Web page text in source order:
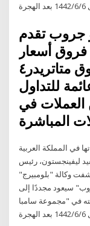
جروب تقدم
أسعار
ثابتة منخفضة في السوق متاتريدر٤
للتداول
زوج من العملات في
المملكة العربية
ليفينجستون، رئيس
بعد الهجرة كشفت وكالة "بلومبيرج"
سيعود مجددًا إلى
عندما باع حصته في "مجموعة سامبا